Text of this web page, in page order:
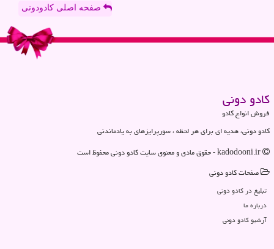
صفحه اصلی کادودونی
كادو دونی
فروش انواع کادو
کادو دونی، هدیه ای برای هر لحظه ، سورپرایزهای به یادماندنی
صفحات كادو دونی
تبلیغ در كادو دونی
درباره ما
آرشیو كادو دونی